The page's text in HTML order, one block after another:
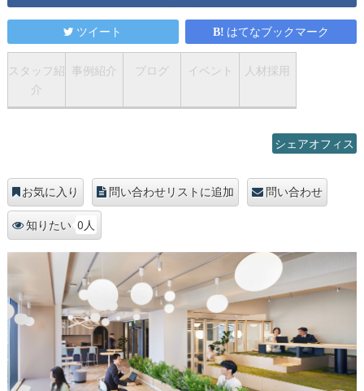
ツイート はてなブックマーク
スタッフ紹
介
事例紹介 ブログ イベント 人材採用
シェアオフィス
お気に入り 問い合わせリストに追加 問い合わせ
知りたい 0人